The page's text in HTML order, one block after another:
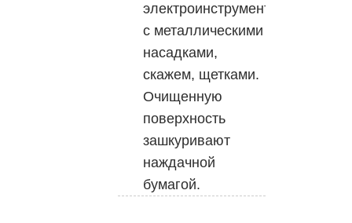
электроинструментов
с металлическими
насадками,
скажем, щетками.
Очищенную
поверхность
зашкуривают
наждачной
бумагой.